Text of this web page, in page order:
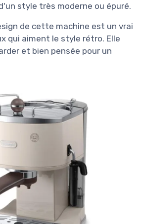
style très moderne ou épuré.
de cette machine est un vrai
qui aiment le style rétro. Elle
et bien pensée pour un